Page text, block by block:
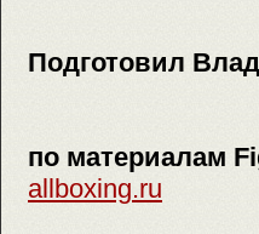
Подготовил
по материалам
allboxing.ru